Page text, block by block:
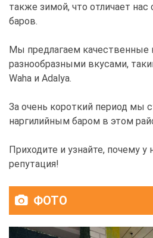
также зимой, что отличает нас
баров.
Мы предлагаем качественные
разнообразными вкусами,
Waha и Adalya.
За очень короткий период мы
наргилийным баром в этом
Приходите и узнайте, почему у
репутация!
ФОТО